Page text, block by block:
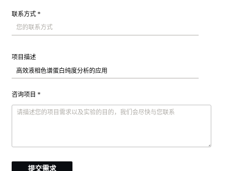
联系方式 *
项目描述
咨询项目 *
提交需求